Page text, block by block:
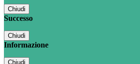
Chiudi
Successo
Chiudi
Informazione
Chiudi